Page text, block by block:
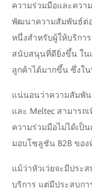
ความร่วมมือและควา
พัฒนาความสัมพันธ์ต่อ
หนึ่งสำหรับผู้ให้บริกา
สนับสนุนที่ดียิ่งขึ้น ใน
ลูกค้าได้มากขึ้น ซึ่งใ
แน่นอนว่าความสัมพัน
และ Meltec สามารถ
ความร่วมมือไม่ได้เป็
มอบโซลูชัน B2B ของ
แม้ว่าหัวเว่ยจะมีประ
บริการ แต่มีประสบก